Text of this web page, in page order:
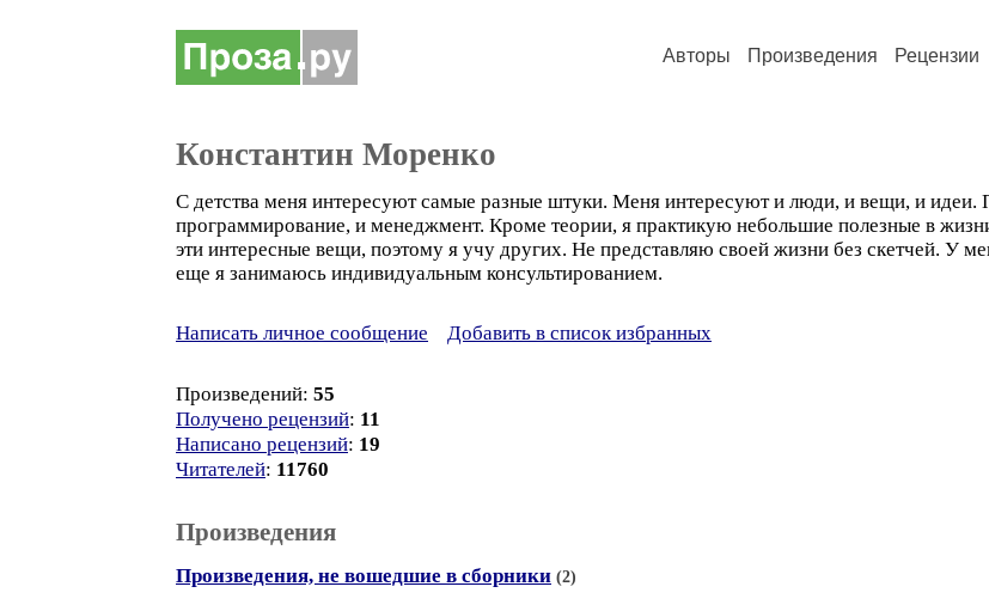
Авторы Произведения Рецензии
Константин Моренко
С детства меня интересуют самые разные штуки. Меня интересуют и люди, и вещи, и идеи.
программирование, и менеджмент. Кроме теории, я практикую небольшие полезные в
эти интересные вещи, поэтому я учу других. Не представляю своей жизни без скетчей. У
еще я занимаюсь индивидуальным консультированием.
Написать личное сообщение Добавить в список избранных
Произведений: 55
Получено рецензий: 11
Написано рецензий: 19
Читателей: 11760
Произведения
Произведения, не вошедшие в сборники (2)